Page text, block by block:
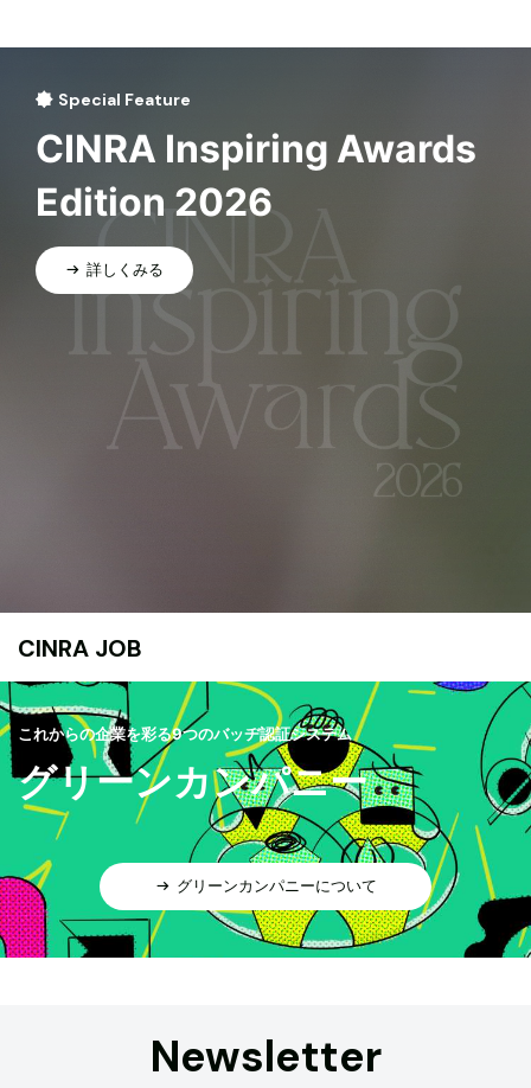
Special Feature
CINRA Inspiring Awards
Edition 2026
詳しくみる
CINRA JOB
これからの企業を彩る9つのバッヂ認証システム
グリーンカンパニー
グリーンカンパニーについて
Newsletter